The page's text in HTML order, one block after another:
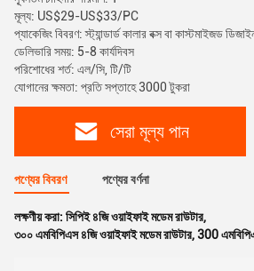
মূল্য: US$29-US$33/PC
প্যাকেজিং বিবরণ: স্ট্যান্ডার্ড কালার বক্স বা কাস্টমাইজড
ডেলিভারি সময়: 5-8 কার্যদিবস
পরিশোধের শর্ত: এল/সি, টি/টি
যোগানের ক্ষমতা: প্রতি সপ্তাহে 3000 টুকরা
সেরা মূল্য পান
পণ্যের বিবরণ পণ্যের বর্ণনা
লক্ষণীয় করা: সিপিই ৪জি ওয়াইফাই মডেম রাউটার,
৩০০ এমবিপিএস ৪জি ওয়াইফাই মডেম রাউটার,300